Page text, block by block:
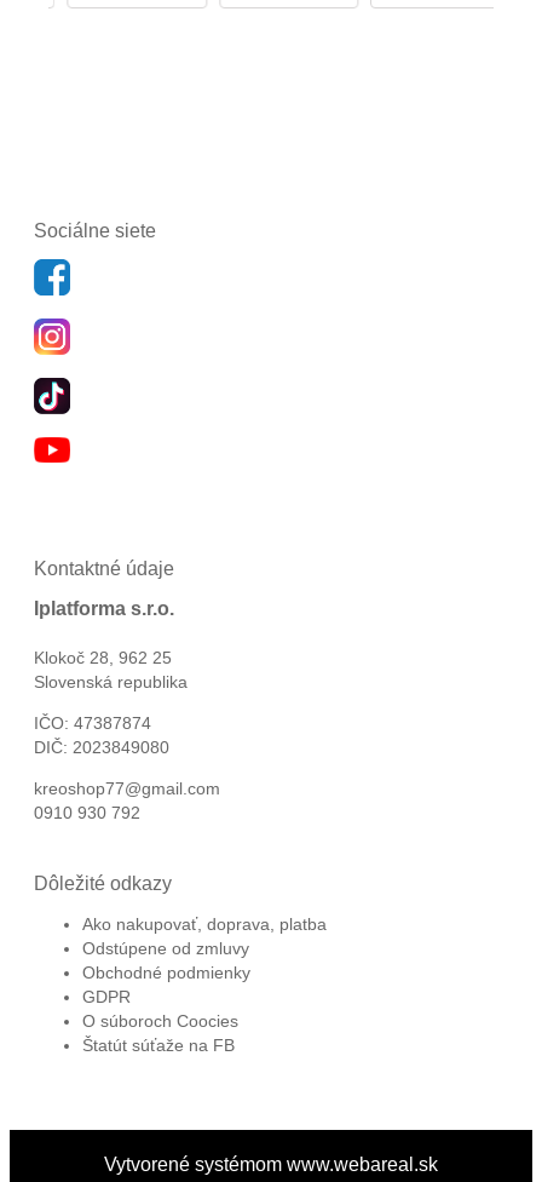
Sociálne siete
Kontaktné údaje
Iplatforma s.r.o.
Klokoč 28, 962 25
Slovenská republika
IČO: 47387874
DIČ: 2023849080
kreoshop77@gmail.com
0910 930 792
Dôležité odkazy
Ako nakupovať, doprava, platba
Odstúpene od zmluvy
Obchodné podmienky
GDPR
O súboroch Coocies
Štatút súťaže na FB
Vytvorené systémom www.webareal.sk